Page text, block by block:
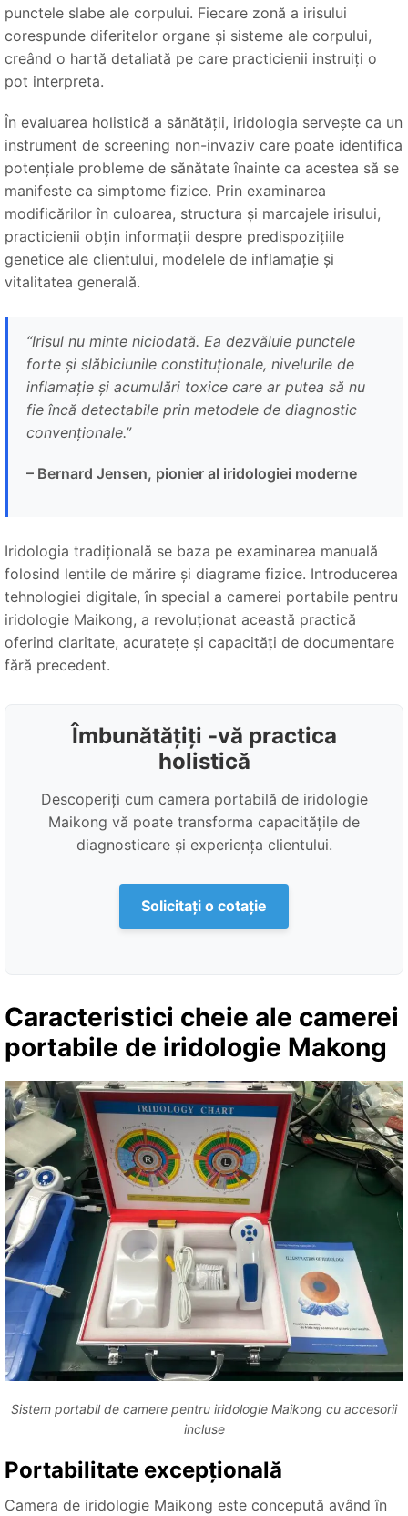
punctele slabe ale corpului. Fiecare zonă a irisului
corespunde diferitelor organe și sisteme ale corpului,
creând o hartă detaliată pe care practicienii instruiți o
pot interpreta.
În evaluarea holistică a sănătății, iridologia servește ca un
instrument de screening non-invaziv care poate identifica
potențiale probleme de sănătate înainte ca acestea să se
manifeste ca simptome fizice. Prin examinarea
modificărilor în culoarea, structura și marcajele irisului,
practicienii obțin informații despre predispozițiile
genetice ale clientului, modelele de inflamație și
vitalitatea generală.
“Irisul nu minte niciodată. Ea dezvăluie punctele
forte și slăbiciunile constituționale, nivelurile de
inflamație și acumulări toxice care ar putea să nu
fie încă detectabile prin metodele de diagnostic
convenționale.”
– Bernard Jensen, pionier al iridologiei moderne
Iridologia tradițională se baza pe examinarea manuală
folosind lentile de mărire și diagrame fizice. Introducerea
tehnologiei digitale, în special a camerei portabile pentru
iridologie Maikong, a revoluționat această practică
oferind claritate, acuratețe și capacități de documentare
fără precedent.
Îmbunătățiți -vă practica
holistică
Descoperiți cum camera portabilă de iridologie
Maikong vă poate transforma capacitățile de
diagnosticare și experiența clientului.
Solicitați o cotație
Caracteristici cheie ale camerei
portabile de iridologie Makong
Sistem portabil de camere pentru iridologie Maikong cu accesorii
incluse
Portabilitate excepțională
Camera de iridologie Maikong este concepută având în